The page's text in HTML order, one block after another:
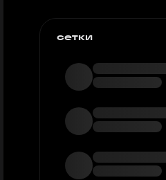
сетки